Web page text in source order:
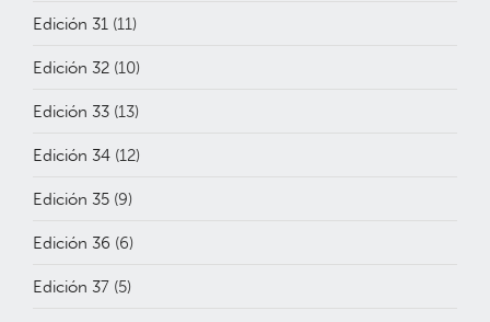
Edición 31 (11)
Edición 32 (10)
Edición 33 (13)
Edición 34 (12)
Edición 35 (9)
Edición 36 (6)
Edición 37 (5)